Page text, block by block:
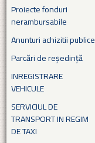
Proiecte fonduri
nerambursabile
Anunturi achizitii publice
Parcări de reședință
INREGISTRARE
VEHICULE
SERVICIUL DE
TRANSPORT IN REGIM
DE TAXI